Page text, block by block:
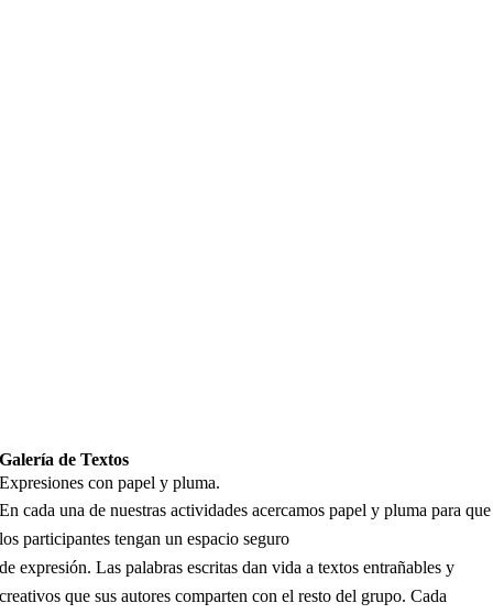
Galería de Textos
Expresiones con papel y pluma.
En cada una de nuestras actividades acercamos papel y pluma para que
los participantes tengan un espacio seguro
de expresión. Las palabras escritas dan vida a textos entrañables y
creativos que sus autores comparten con el resto del grupo. Cada